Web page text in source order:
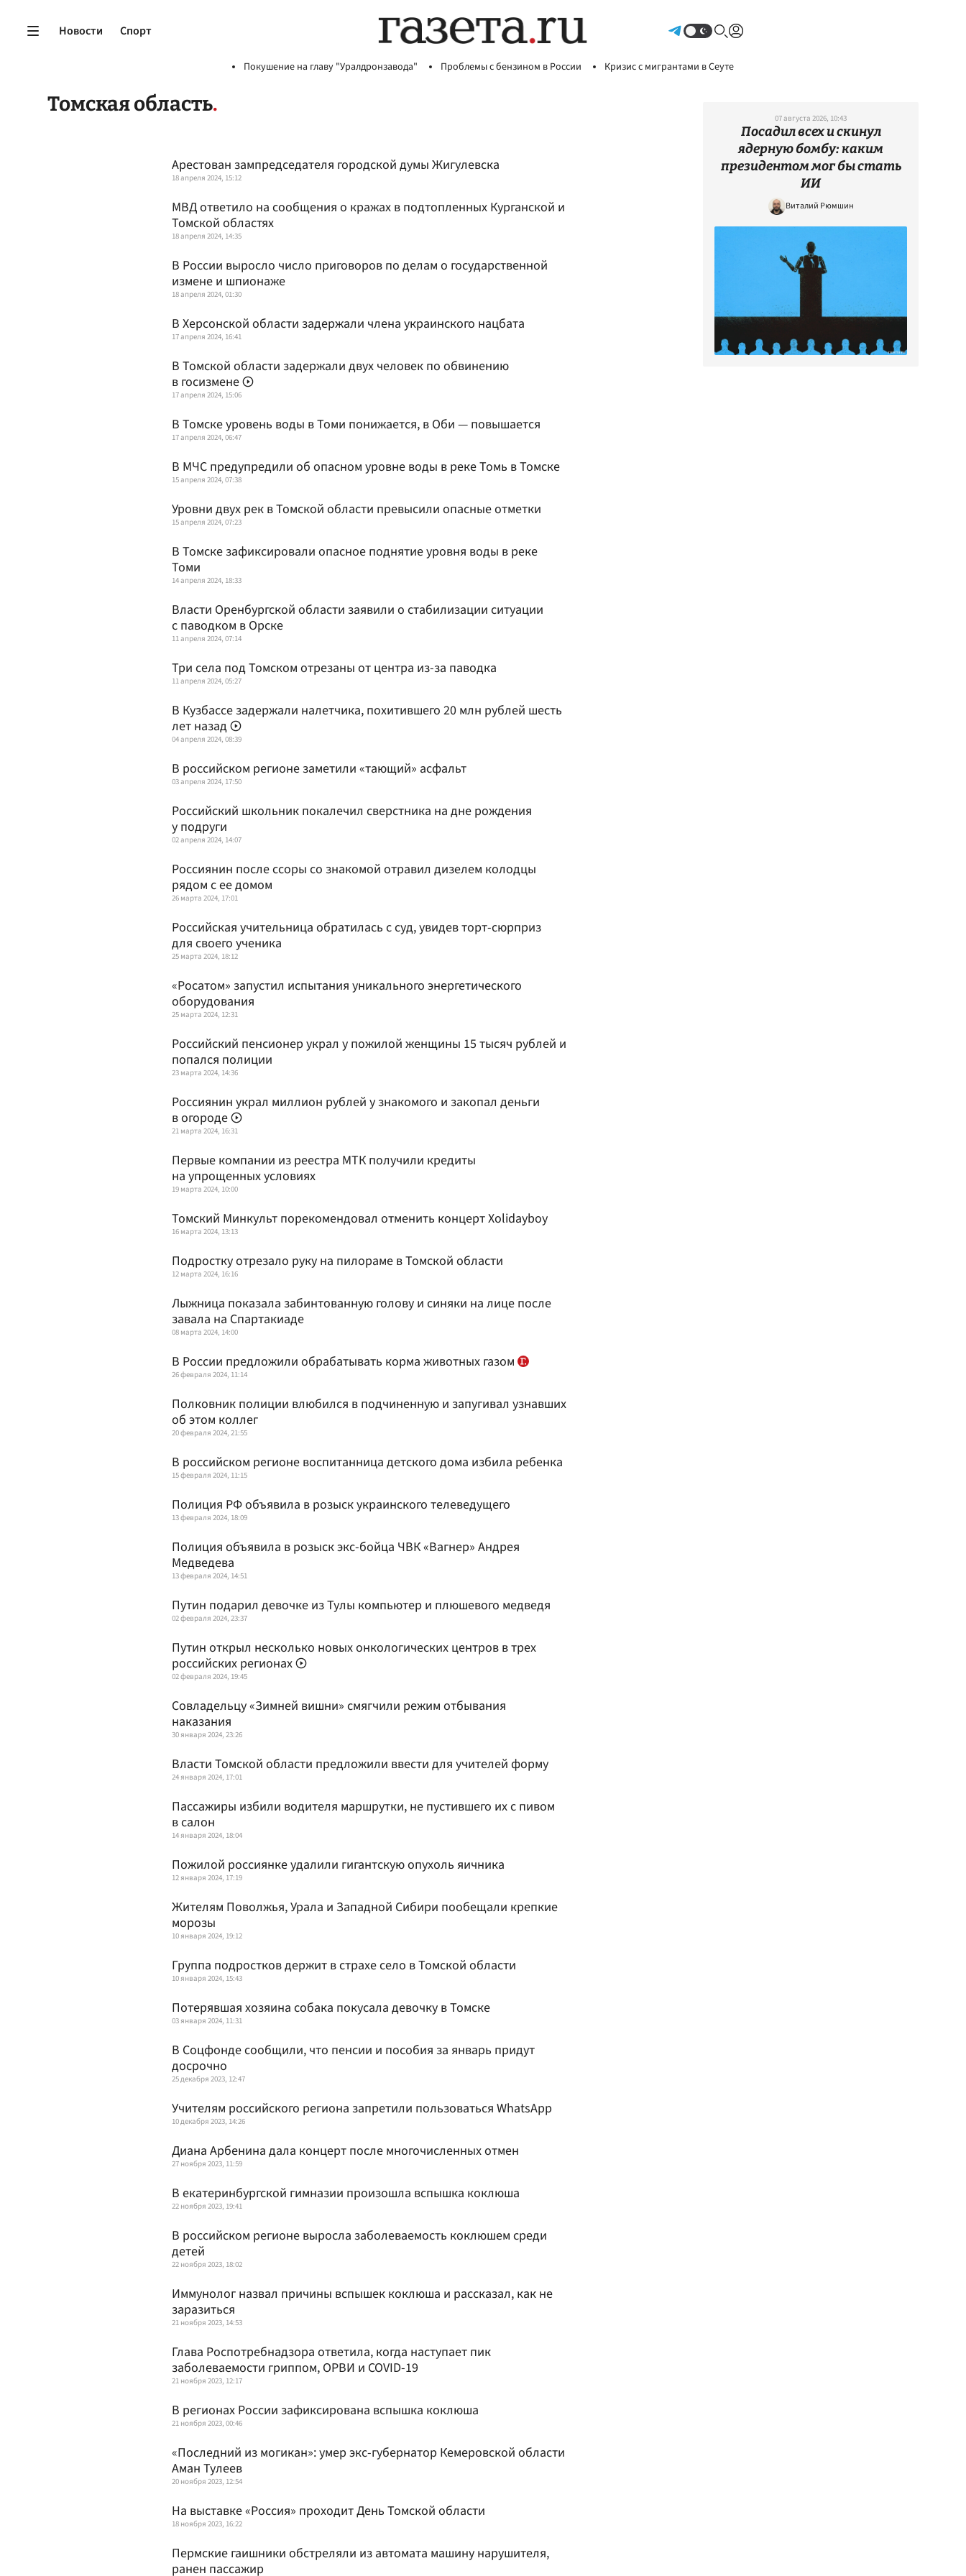
Новости Спорт
Покушение на главу "Уралдронзавода" Проблемы с бензином в России Кризис с мигрантами в Сеуте
Томская область
Арестован зампредседателя городской думы Жигулевска
18 апреля 2024, 15:12
МВД ответило на сообщения о кражах в подтопленных Курганской и
Томской областях
18 апреля 2024, 14:35
В России выросло число приговоров по делам о государственной
измене и шпионаже
18 апреля 2024, 01:30
В Херсонской области задержали члена украинского нацбата
17 апреля 2024, 16:41
В Томской области задержали двух человек по обвинению
в госизмене
17 апреля 2024, 15:06
В Томске уровень воды в Томи понижается, в Оби — повышается
17 апреля 2024, 06:47
В МЧС предупредили об опасном уровне воды в реке Томь в Томске
15 апреля 2024, 07:38
Уровни двух рек в Томской области превысили опасные отметки
15 апреля 2024, 07:23
В Томске зафиксировали опасное поднятие уровня воды в реке
Томи
14 апреля 2024, 18:33
Власти Оренбургской области заявили о стабилизации ситуации
с паводком в Орске
11 апреля 2024, 07:14
Три села под Томском отрезаны от центра из-за паводка
11 апреля 2024, 05:27
В Кузбассе задержали налетчика, похитившего 20 млн рублей шесть
лет назад
04 апреля 2024, 08:39
В российском регионе заметили «тающий» асфальт
03 апреля 2024, 17:50
Российский школьник покалечил сверстника на дне рождения
у подруги
02 апреля 2024, 14:07
Россиянин после ссоры со знакомой отравил дизелем колодцы
рядом с ее домом
26 марта 2024, 17:01
Российская учительница обратилась с суд, увидев торт-сюрприз
для своего ученика
25 марта 2024, 18:12
«Росатом» запустил испытания уникального энергетического
оборудования
25 марта 2024, 12:31
Российский пенсионер украл у пожилой женщины 15 тысяч рублей и
попался полиции
23 марта 2024, 14:36
Россиянин украл миллион рублей у знакомого и закопал деньги
в огороде
21 марта 2024, 16:31
Первые компании из реестра МТК получили кредиты
на упрощенных условиях
19 марта 2024, 10:00
Томский Минкульт порекомендовал отменить концерт Xolidayboy
16 марта 2024, 13:13
Подростку отрезало руку на пилораме в Томской области
12 марта 2024, 16:16
Лыжница показала забинтованную голову и синяки на лице после
завала на Спартакиаде
08 марта 2024, 14:00
В России предложили обрабатывать корма животных газом
26 февраля 2024, 11:14
Полковник полиции влюбился в подчиненную и запугивал узнавших
об этом коллег
20 февраля 2024, 21:55
В российском регионе воспитанница детского дома избила ребенка
15 февраля 2024, 11:15
Полиция РФ объявила в розыск украинского телеведущего
13 февраля 2024, 18:09
Полиция объявила в розыск экс-бойца ЧВК «Вагнер» Андрея
Медведева
13 февраля 2024, 14:51
Путин подарил девочке из Тулы компьютер и плюшевого медведя
02 февраля 2024, 23:37
Путин открыл несколько новых онкологических центров в трех
российских регионах
02 февраля 2024, 19:45
Совладельцу «Зимней вишни» смягчили режим отбывания
наказания
30 января 2024, 23:26
Власти Томской области предложили ввести для учителей форму
24 января 2024, 17:01
Пассажиры избили водителя маршрутки, не пустившего их с пивом
в салон
14 января 2024, 18:04
Пожилой россиянке удалили гигантскую опухоль яичника
12 января 2024, 17:19
Жителям Поволжья, Урала и Западной Сибири пообещали крепкие
морозы
10 января 2024, 19:12
Группа подростков держит в страхе село в Томской области
10 января 2024, 15:43
Потерявшая хозяина собака покусала девочку в Томске
03 января 2024, 11:31
В Соцфонде сообщили, что пенсии и пособия за январь придут
досрочно
25 декабря 2023, 12:47
Учителям российского региона запретили пользоваться WhatsApp
10 декабря 2023, 14:26
Диана Арбенина дала концерт после многочисленных отмен
27 ноября 2023, 11:59
В екатеринбургской гимназии произошла вспышка коклюша
22 ноября 2023, 19:41
В российском регионе выросла заболеваемость коклюшем среди
детей
22 ноября 2023, 18:02
Иммунолог назвал причины вспышек коклюша и рассказал, как не
заразиться
21 ноября 2023, 14:53
Глава Роспотребнадзора ответила, когда наступает пик
заболеваемости гриппом, ОРВИ и COVID-19
21 ноября 2023, 12:17
В регионах России зафиксирована вспышка коклюша
21 ноября 2023, 00:46
«Последний из могикан»: умер экс-губернатор Кемеровской области
Аман Тулеев
20 ноября 2023, 12:54
На выставке «Россия» проходит День Томской области
18 ноября 2023, 16:22
Пермские гаишники обстреляли из автомата машину нарушителя,
ранен пассажир
07 августа 2026, 10:43
Посадил всех и скинул
ядерную бомбу: каким
президентом мог бы стать
ИИ
Виталий Рюмшин